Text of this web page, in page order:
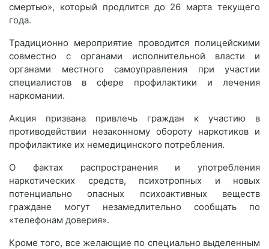
смертью», который продлится до 26 марта текущего
года.
Традиционно мероприятие проводится полицейскими
совместно с органами исполнительной власти и
органами местного самоуправления при участии
специалистов в сфере профилактики и лечения
наркомании.
Акция призвана привлечь граждан к участию в
противодействии незаконному обороту наркотиков и
профилактике их немедицинского потребления.
О фактах распространения и употребления
наркотических средств, психотропных и новых
потенциально опасных психоактивных веществ
граждане могут незамедлительно сообщать по
«телефонам доверия».
Кроме того, все желающие по специально выделенным